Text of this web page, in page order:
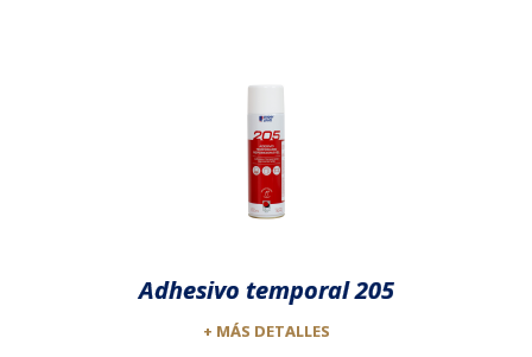
Adhesivo temporal 205
+ MÁS DETALLES